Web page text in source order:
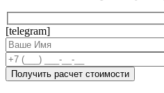
[telegram]